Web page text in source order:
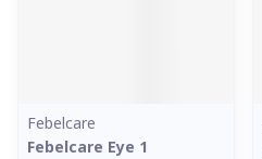
Febelcare
Febelcare Eye 1